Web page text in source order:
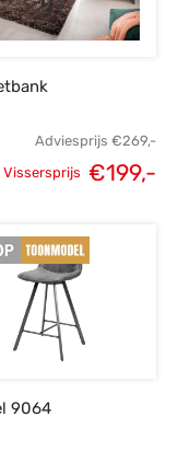
Adviesprijs €269,-
prijs was:
€269,-.
Vissersprijs €199,-
9064